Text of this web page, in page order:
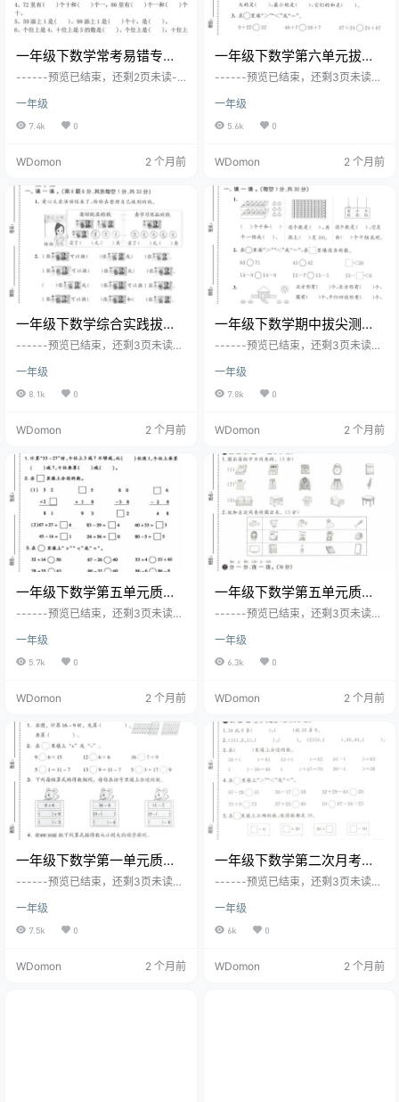
一年级下数学常考易错专项
练习
------预览已结束，还剩2页未读--
点击底部下载完整文档
一年级
7.4k 0
WDomon 2 个月前
一年级下数学第六单元拔尖
测试卷《西师版》
------预览已结束，还剩3页未读--
点击底部下载完整文档
一年级
5.6k 0
WDomon 2 个月前
一年级下数学综合实践拔尖
测试卷《西师版》
------预览已结束，还剩3页未读--
点击底部下载完整文档
一年级
8.1k 0
WDomon 2 个月前
一年级下数学期中拔尖测试
卷1《西师版》
------预览已结束，还剩3页未读--
点击底部下载完整文档
一年级
7.8k 0
WDomon 2 个月前
一年级下数学第五单元质量
检测卷1《人教版》
------预览已结束，还剩3页未读--
点击底部下载完整文档
一年级
5.7k 0
WDomon 2 个月前
一年级下数学第五单元质量
检测卷《青岛五四版》
------预览已结束，还剩3页未读--
点击底部下载完整文档
一年级
6.3k 0
WDomon 2 个月前
一年级下数学第一单元质量
检测卷《西师版》
------预览已结束，还剩3页未读--
点击底部下载完整文档
一年级
7.5k 0
WDomon 2 个月前
一年级下数学第二次月考质
量检测卷《青岛五四版》
------预览已结束，还剩3页未读--
点击底部下载完整文档
一年级
6k 0
WDomon 2 个月前